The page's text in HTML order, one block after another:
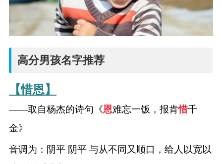
高分男孩名字推荐
【惜恩】
——取自杨杰的诗句《恩难忘一饭，报肯惜千
金》
音调为：阴平 阴平 与从不同又顺口，给人以宽以